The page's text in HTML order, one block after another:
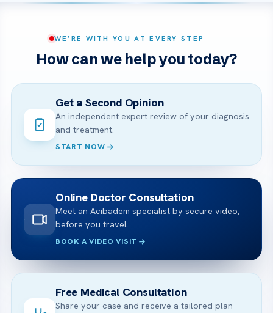
WE’RE WITH YOU AT EVERY STEP
How can we help you today?
Get a Second Opinion
An independent expert review of your diagnosis
and treatment.
START NOW
Online Doctor Consultation
Meet an Acibadem specialist by secure video,
before you travel.
BOOK A VIDEO VISIT
Free Medical Consultation
Share your case and receive a tailored plan